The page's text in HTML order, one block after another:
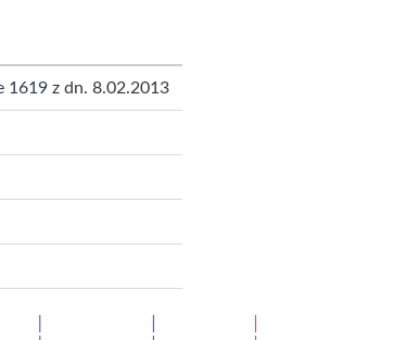
1619 z dn. 8.02.2013